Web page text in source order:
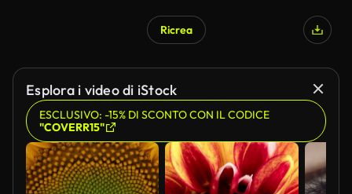
Ricrea
Esplora i video di iStock
ESCLUSIVO: -15% DI SCONTO CON IL CODICE
"COVERR15"